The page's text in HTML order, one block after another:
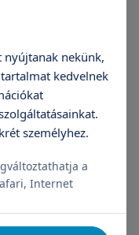
Részletek
nyújtanak nekünk,
kedvelnek
személyhez.
a
Internet